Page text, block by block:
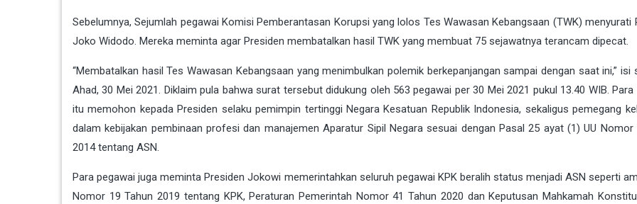
Sebelumnya, Sejumlah pegawai Komisi Pemberantasan Korupsi yang lolos Tes Wawasan Kebangsaan (TWK) menyurati
Joko Widodo. Mereka meminta agar Presiden membatalkan hasil TWK yang membuat 75 sejawatnya terancam dipecat.
“Membatalkan hasil Tes Wawasan Kebangsaan yang menimbulkan polemik berkepanjangan sampai dengan saat ini,” isi
Ahad, 30 Mei 2021. Diklaim pula bahwa surat tersebut didukung oleh 563 pegawai per 30 Mei 2021 pukul 13.40 WIB. Para
itu memohon kepada Presiden selaku pemimpin tertinggi Negara Kesatuan Republik Indonesia, sekaligus pemegang
dalam kebijakan pembinaan profesi dan manajemen Aparatur Sipil Negara sesuai dengan Pasal 25 ayat (1) UU Nomor
2014 tentang ASN.
Para pegawai juga meminta Presiden Jokowi memerintahkan seluruh pegawai KPK beralih status menjadi ASN seperti
Nomor 19 Tahun 2019 tentang KPK, Peraturan Pemerintah Nomor 41 Tahun 2020 dan Keputusan Mahkamah